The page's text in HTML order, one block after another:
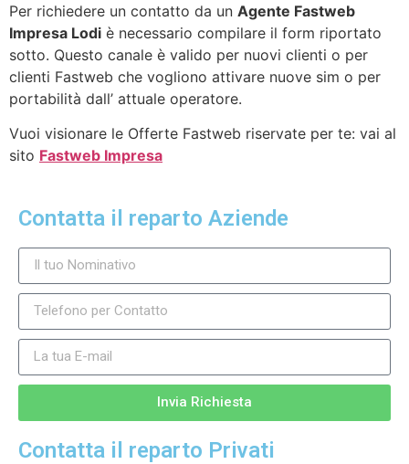
Per richiedere un contatto da un Agente Fastweb
Impresa Lodi è necessario compilare il form riportato
sotto. Questo canale è valido per nuovi clienti o per
clienti Fastweb che vogliono attivare nuove sim o per
portabilità dall’ attuale operatore.
Vuoi visionare le Offerte Fastweb riservate per te: vai al
sito Fastweb Impresa
Contatta il reparto Aziende
Invia Richiesta
Contatta il reparto Privati